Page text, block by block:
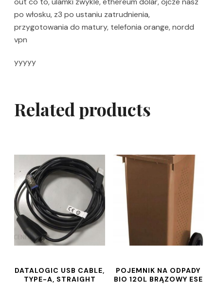
po włosku, z3 po ustaniu zatrudnienia,
przygotowania do matury, telefonia orange, nordd
vpn
yyyyy
Related products
DATALOGIC USB CABLE,
TYPE-A, STRAIGHT
POJEMNIK NA ODPADY
BIO 120L BRĄZOWY ESE